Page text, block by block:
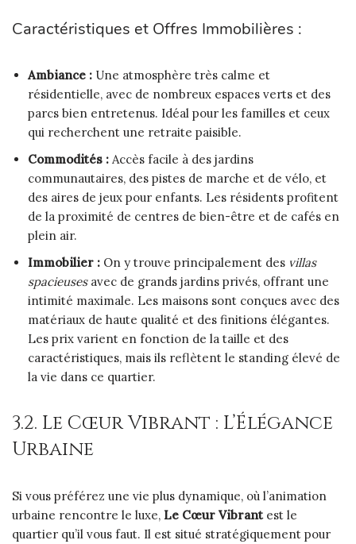
Caractéristiques et Offres Immobilières :
Ambiance : Une atmosphère très calme et
résidentielle, avec de nombreux espaces verts et des
parcs bien entretenus. Idéal pour les familles et ceux
qui recherchent une retraite paisible.
Commodités : Accès facile à des jardins
communautaires, des pistes de marche et de vélo, et
des aires de jeux pour enfants. Les résidents profitent
de la proximité de centres de bien-être et de cafés en
plein air.
Immobilier : On y trouve principalement des villas
spacieusesavec de grands jardins privés, offrant une
intimité maximale. Les maisons sont conçues avec des
matériaux de haute qualité et des finitions élégantes.
Les prix varient en fonction de la taille et des
caractéristiques, mais ils reflètent le standing élevé de
la vie dans ce quartier.
3.2. Le Cœur Vibrant : L’Élégance
Urbaine
Si vous préférez une vie plus dynamique, où l’animation
urbaine rencontre le luxe, Le Cœur Vibrantest le
quartier qu’il vous faut. Il est situé stratégiquement pour